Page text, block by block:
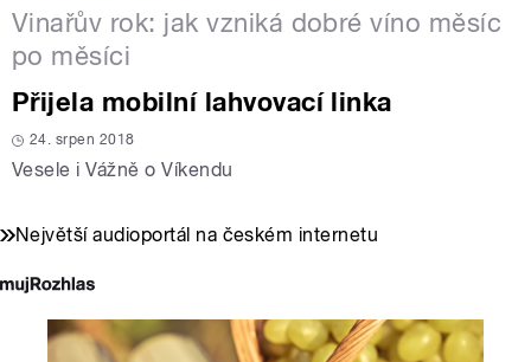
Vinařův rok: jak vzniká dobré víno měsíc
po měsíci
Přijela mobilní lahvovací linka
24. srpen 2018
Vesele i Vážně o Víkendu
Největší audioportál na českém internetu